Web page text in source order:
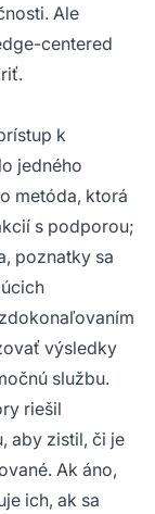
Ale
centered
k
jedného
metóda, ktorá
s podporou;
poznatky sa
výsledky
službu.
riešil
aby zistil, či je
Ak áno,
ich, ak sa